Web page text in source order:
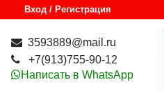
Вход / Регистрация
3593889@mail.ru
+7(913)755-90-12
Написать в WhatsApp